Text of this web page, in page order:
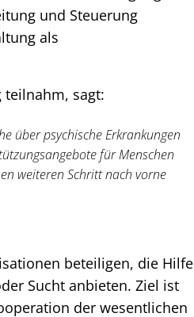
und Steuerung
als
teilnahm, sagt:
über psychische Erkrankungen
für Menschen
weiteren Schritt nach vorne
beteiligen, die Hilfe
Sucht anbieten. Ziel ist
der wesentlichen